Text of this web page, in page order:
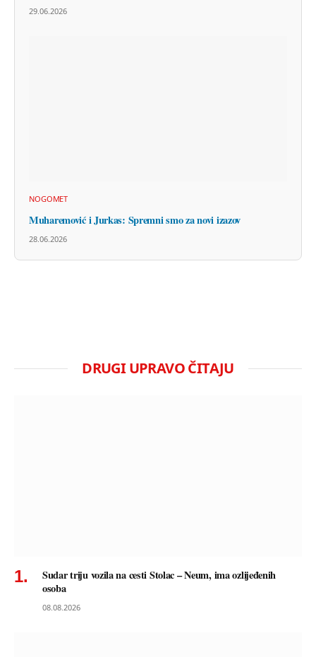
29.06.2026
NOGOMET
Muharemović i Jurkas: Spremni smo za novi izazov
28.06.2026
DRUGI UPRAVO ČITAJU
Sudar triju vozila na cesti Stolac – Neum, ima ozlijeđenih
osoba
08.08.2026